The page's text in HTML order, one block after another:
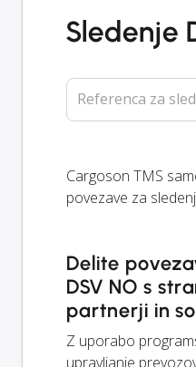
Sledenje
Referenca za
Cargoson TMS
povezave za
Delite
DSV NO s
partnerji in
Z uporabo
upravljanje